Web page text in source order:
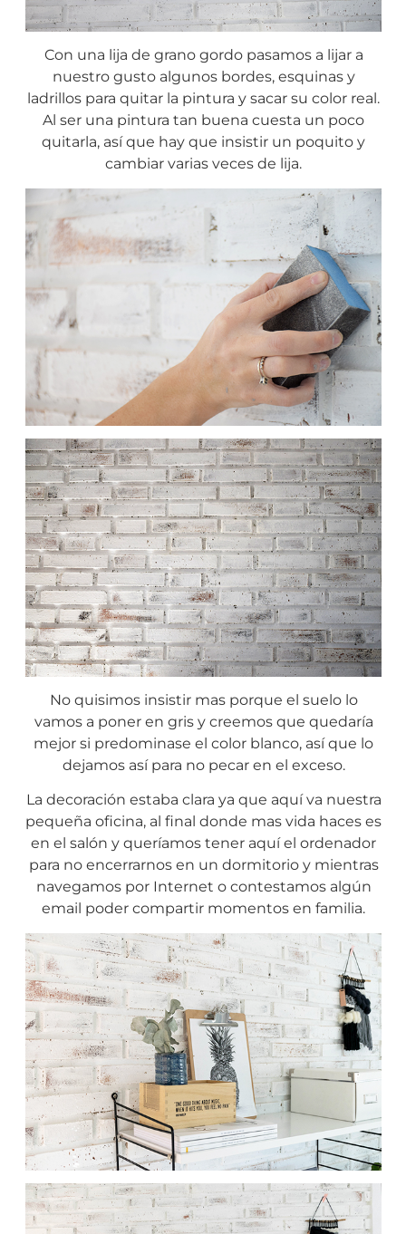
Con una lija de grano gordo pasamos a lijar a
nuestro gusto algunos bordes, esquinas y
ladrillos para quitar la pintura y sacar su color real.
Al ser una pintura tan buena cuesta un poco
quitarla, así que hay que insistir un poquito y
cambiar varias veces de lija.
No quisimos insistir mas porque el suelo lo
vamos a poner en gris y creemos que quedaría
mejor si predominase el color blanco, así que lo
dejamos así para no pecar en el exceso.
La decoración estaba clara ya que aquí va nuestra
pequeña oficina, al final donde mas vida haces es
en el salón y queríamos tener aquí el ordenador
para no encerrarnos en un dormitorio y mientras
navegamos por Internet o contestamos algún
email poder compartir momentos en familia.